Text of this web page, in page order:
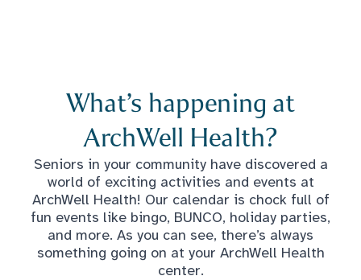
What’s happening at
ArchWell Health?
Seniors in your community have discovered a
world of exciting activities and events at
ArchWell Health! Our calendar is chock full of
fun events like bingo, BUNCO, holiday parties,
and more. As you can see, there’s always
something going on at your ArchWell Health
center.